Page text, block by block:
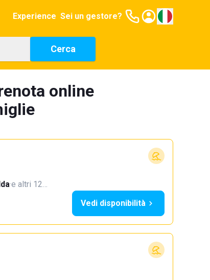
Experience Sei un gestore?
Cerca
online
·e altri 12…
Vedi disponibilità